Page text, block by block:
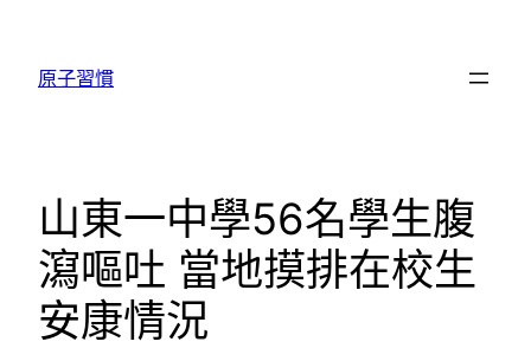
原子習慣
山東一中學56名學生腹
瀉嘔吐 當地摸排在校生
安康情況